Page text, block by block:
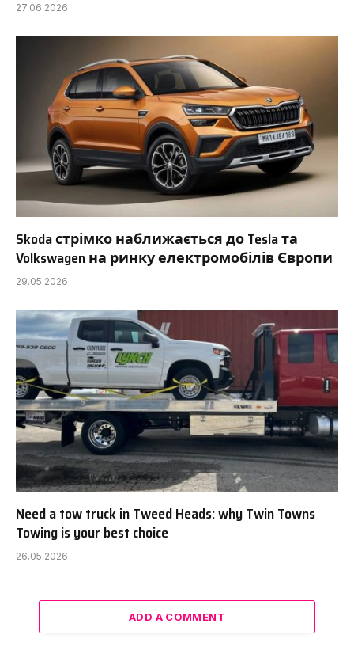
27.06.2026
Skoda стрімко наближається до Tesla та
Volkswagen на ринку електромобілів Європи
29.05.2026
Need a tow truck in Tweed Heads: why Twin Towns
Towing is your best choice
26.05.2026
ADD A COMMENT